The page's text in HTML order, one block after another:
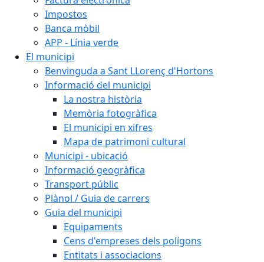
Impostos
Banca mòbil
APP - Línia verde
El municipi
Benvinguda a Sant LLorenç d'Hortons
Informació del municipi
La nostra història
Memòria fotogràfica
El municipi en xifres
Mapa de patrimoni cultural
Municipi - ubicació
Informació geogràfica
Transport públic
Plànol / Guia de carrers
Guia del municipi
Equipaments
Cens d'empreses dels polígons
Entitats i associacions